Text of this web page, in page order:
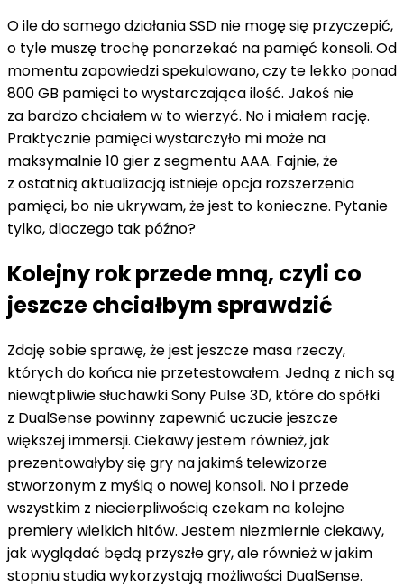
O ile do samego działania SSD nie mogę się przyczepić,
o tyle muszę trochę ponarzekać na pamięć konsoli. Od
momentu zapowiedzi spekulowano, czy te lekko ponad
800 GB pamięci to wystarczająca ilość. Jakoś nie
za bardzo chciałem w to wierzyć. No i miałem rację.
Praktycznie pamięci wystarczyło mi może na
maksymalnie 10 gier z segmentu AAA. Fajnie, że
z ostatnią aktualizacją istnieje opcja rozszerzenia
pamięci, bo nie ukrywam, że jest to konieczne. Pytanie
tylko, dlaczego tak późno?
Kolejny rok przede mną, czyli co
jeszcze chciałbym sprawdzić
Zdaję sobie sprawę, że jest jeszcze masa rzeczy,
których do końca nie przetestowałem. Jedną z nich są
niewątpliwie słuchawki Sony Pulse 3D, które do spółki
z DualSense powinny zapewnić uczucie jeszcze
większej immersji. Ciekawy jestem również, jak
prezentowałyby się gry na jakimś telewizorze
stworzonym z myślą o nowej konsoli. No i przede
wszystkim z niecierpliwością czekam na kolejne
premiery wielkich hitów. Jestem niezmiernie ciekawy,
jak wyglądać będą przyszłe gry, ale również w jakim
stopniu studia wykorzystają możliwości DualSense.